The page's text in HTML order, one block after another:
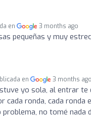
en 3 months ago
pequeñas y muy
en 3 months ago
yo sola, al entrar te
cada ronda, cada
no tomé